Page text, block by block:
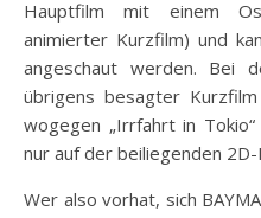
Hauptfilm mit einem
animierter Kurzfilm) und
angeschaut werden. Bei
übrigens besagter
wogegen „Irrfahrt in
nur auf der beiliegenden
Wer also vorhat, sich